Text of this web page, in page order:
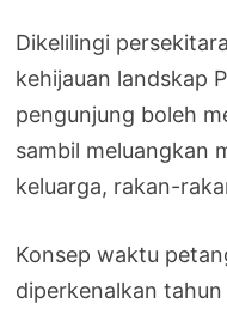
Dikelilingi
kehijauan landskap
pengunjung boleh
sambil meluangkan
keluarga, rakan-
Konsep waktu
diperkenalkan